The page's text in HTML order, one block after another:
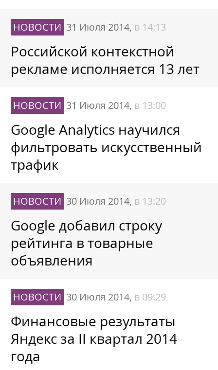
НОВОСТИ 31 Июля 2014, в 14:13
Российской контекстной
рекламе исполняется 13 лет
НОВОСТИ 31 Июля 2014, в 13:00
Google Analytics научился
фильтровать искусственный
трафик
НОВОСТИ 30 Июля 2014, в 13:20
Google добавил строку
рейтинга в товарные
объявления
НОВОСТИ 30 Июля 2014, в 09:29
Финансовые результаты
Яндекс за II квартал 2014
года